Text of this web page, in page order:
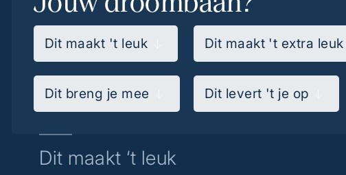
Dit maakt 't leuk Dit maakt 't extra leuk
Dit breng je mee Dit levert 't je op
Dit maakt ‘t leuk